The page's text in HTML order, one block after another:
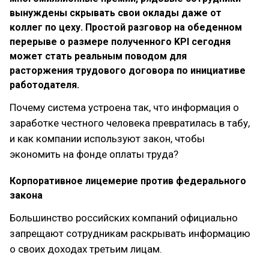
вынуждены скрывать свои оклады даже от
коллег по цеху. Простой разговор на обеденном
перерыве о размере полученного KPI сегодня
может стать реальным поводом для
расторжения трудового договора по инициативе
работодателя.
Почему система устроена так, что информация о
заработке честного человека превратилась в табу,
и как компании используют закон, чтобы
экономить на фонде оплаты труда?
Корпоративное лицемерие против федерального
закона
Большинство российских компаний официально
запрещают сотрудникам раскрывать информацию
о своих доходах третьим лицам.